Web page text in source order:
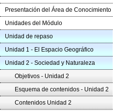
Presentación del Área de Conocimiento
Unidades del Módulo
Unidad de repaso
Unidad 1 - El Espacio Geográfico
Unidad 2 - Sociedad y Naturaleza
Objetivos - Unidad 2
Esquema de contenidos - Unidad 2
Contenidos Unidad 2